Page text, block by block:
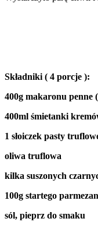
Składniki ( 4 porcje ):
400g makaronu penne
400ml śmietanki
1 słoiczek pasty
oliwa truflowa
kilka suszonych
100g startego
sól, pieprz do smaku